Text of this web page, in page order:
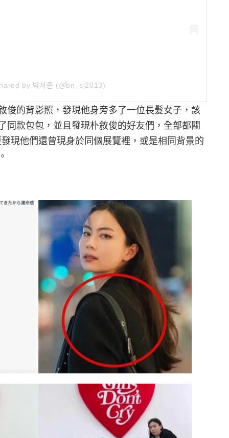
by 박서준 (@bn_sj2013)
俊的背影照，發現他身旁多了一位長髮女子，該
同款包包，並且發現朴敘俊的好友們，全部都關
現他們還曾現身於同個展覽裡，或是相同背景的